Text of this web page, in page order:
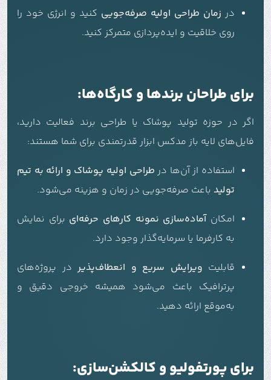
در زمان طراحی اولیه صرفه‌جویی کنید و انرژی خود را
روی خلاقیت و ایده‌پردازی متمرکز کنید.
برای طراحان برندها و کارگاه‌ها:
اگر در حوزه تولید پوشاک یا طراحی برند فعالیت دارید،
فایل‌های لایه باز مدکس ابزار قدرتمندی برای شما هستند:
استفاده از آن‌ها در طراحی اولیه پوشاک و ارائه به تیم
تولید باعث صرفه‌جویی در زمان و هزینه می‌شود.
امکانآماده‌سازی نمونه کارهای حرفه‌ای برای نمایش
به کارفرما یا سرمایه‌گذار وجود دارد.
قابلیت ویرایش سریع و انعطاف‌پذیر در پروژه‌های
پرترافیک باعث می‌شود همیشه خروجی دقیق و
به‌موقع ارائه دهید.
برای پورتفولیو و کالکشن‌سازی: